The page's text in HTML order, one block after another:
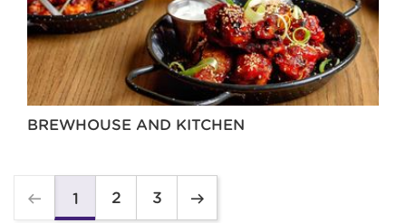
BREWHOUSE AND KITCHEN
1 2 3